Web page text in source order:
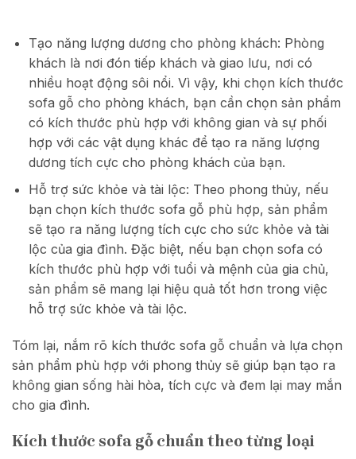
Tạo năng lượng dương cho phòng khách: Phòng
khách là nơi đón tiếp khách và giao lưu, nơi có
nhiều hoạt động sôi nổi. Vì vậy, khi chọn kích thước
sofa gỗ cho phòng khách, bạn cần chọn sản phẩm
có kích thước phù hợp với không gian và sự phối
hợp với các vật dụng khác để tạo ra năng lượng
dương tích cực cho phòng khách của bạn.
Hỗ trợ sức khỏe và tài lộc: Theo phong thủy, nếu
bạn chọn kích thước sofa gỗ phù hợp, sản phẩm
sẽ tạo ra năng lượng tích cực cho sức khỏe và tài
lộc của gia đình. Đặc biệt, nếu bạn chọn sofa có
kích thước phù hợp với tuổi và mệnh của gia chủ,
sản phẩm sẽ mang lại hiệu quả tốt hơn trong việc
hỗ trợ sức khỏe và tài lộc.
Tóm lại, nắm rõ kích thước sofa gỗ chuẩn và lựa chọn
sản phẩm phù hợp với phong thủy sẽ giúp bạn tạo ra
không gian sống hài hòa, tích cực và đem lại may mắn
cho gia đình.
Kích thước sofa gỗ chuẩn theo từng loại